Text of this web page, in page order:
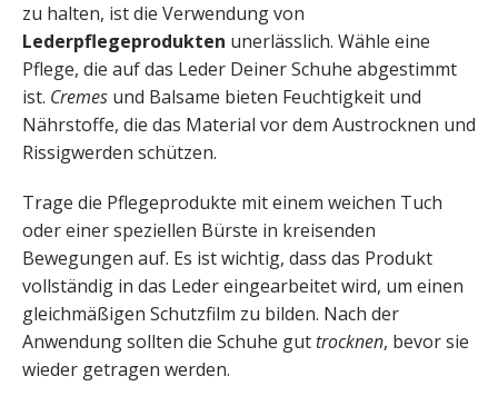
zu halten, ist die Verwendung von
Lederpflegeprodukten unerlässlich. Wähle eine
Pflege, die auf das Leder Deiner Schuhe abgestimmt
ist. Cremes und Balsame bieten Feuchtigkeit und
Nährstoffe, die das Material vor dem Austrocknen und
Rissigwerden schützen.
Trage die Pflegeprodukte mit einem weichen Tuch
oder einer speziellen Bürste in kreisenden
Bewegungen auf. Es ist wichtig, dass das Produkt
vollständig in das Leder eingearbeitet wird, um einen
gleichmäßigen Schutzfilm zu bilden. Nach der
Anwendung sollten die Schuhe gut trocknen, bevor sie
wieder getragen werden.